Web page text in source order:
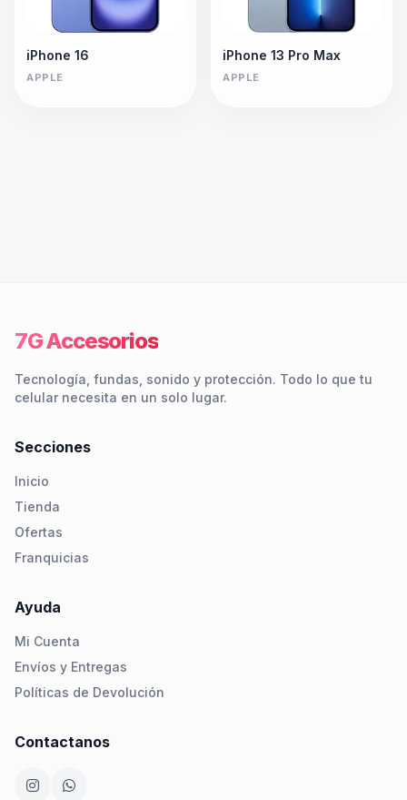
iPhone 16
APPLE
iPhone 13 Pro Max
APPLE
7G Accesorios
Tecnología, fundas, sonido y protección. Todo lo que tu
celular necesita en un solo lugar.
Secciones
Inicio
Tienda
Ofertas
Franquicias
Ayuda
Mi Cuenta
Envíos y Entregas
Políticas de Devolución
Contactanos